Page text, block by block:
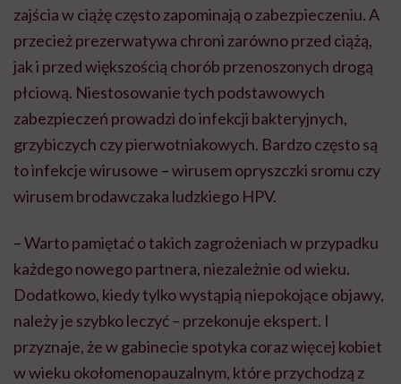
zajścia w ciążę często zapominają o zabezpieczeniu. A
przecież prezerwatywa chroni zarówno przed ciążą,
jak i przed większością chorób przenoszonych drogą
płciową. Niestosowanie tych podstawowych
zabezpieczeń prowadzi do infekcji bakteryjnych,
grzybiczych czy pierwotniakowych. Bardzo często są
to infekcje wirusowe –wirusem opryszczki sromu czy
wirusem brodawczaka ludzkiego HPV.
–Warto pamiętać o takich zagrożeniach w przypadku
każdego nowego partnera, niezależnie od wieku.
Dodatkowo, kiedy tylko wystąpią niepokojące objawy,
należy je szybko leczyć – przekonuje ekspert. I
przyznaje, że w gabinecie spotyka coraz więcej kobiet
w wieku okołomenopauzalnym, które przychodzą z